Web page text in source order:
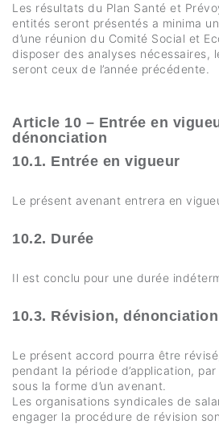
Les résultats du Plan Santé et
entités seront présentés a minima
d’une réunion du Comité Social et
disposer des analyses nécessaires,
seront ceux de l’année précédente.
Article 10 – Entrée en
dénonciation
10.1. Entrée en vigueur
Le présent avenant entrera en
10.2. Durée
Il est conclu pour une durée
10.3. Révision, dénonciation
Le présent accord pourra être
pendant la période d’application,
sous la forme d’un avenant.
Les organisations syndicales de
engager la procédure de révision